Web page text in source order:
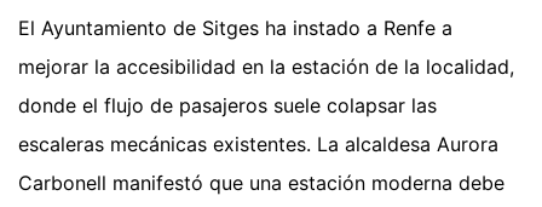
El Ayuntamiento de Sitges ha instado a Renfe a
mejorar la accesibilidad en la estación de la localidad,
donde el flujo de pasajeros suele colapsar las
escaleras mecánicas existentes. La alcaldesa Aurora
Carbonell manifestó que una estación moderna debe